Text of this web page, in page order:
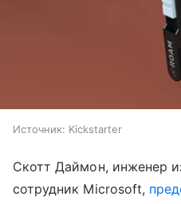
Источник: Kickstarter
Скотт Даймон, инженер
сотрудник Microsoft,